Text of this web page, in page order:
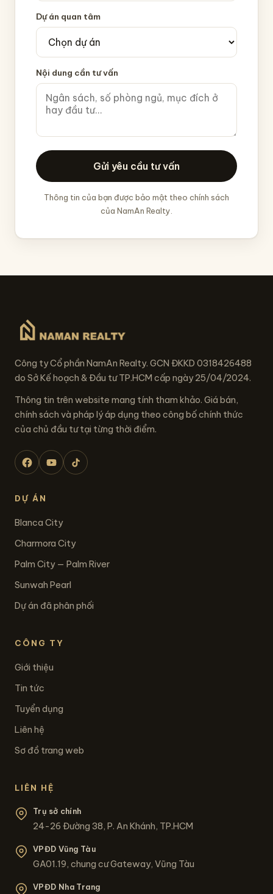
Dự án quan tâm
Nội dung cần tư vấn
Gửi yêu cầu tư vấn
Thông tin của bạn được bảo mật theo chính sách
của NamAn Realty.
Công ty Cổ phần NamAn Realty. GCN ĐKKD 0318426488
do Sở Kế hoạch & Đầu tư TP.HCM cấp ngày 25/04/2024.
Thông tin trên website mang tính tham khảo. Giá bán,
chính sách và pháp lý áp dụng theo công bố chính thức
của chủ đầu tư tại từng thời điểm.
DỰ ÁN
Blanca City
Charmora City
Palm City — Palm River
Sunwah Pearl
Dự án đã phân phối
CÔNG TY
Giới thiệu
Tin tức
Tuyển dụng
Liên hệ
Sơ đồ trang web
LIÊN HỆ
Trụ sở chính
24-26 Đường 38, P. An Khánh, TP.HCM
VPĐD Vũng Tàu
GA01.19, chung cư Gateway, Vũng Tàu
VPĐD Nha Trang